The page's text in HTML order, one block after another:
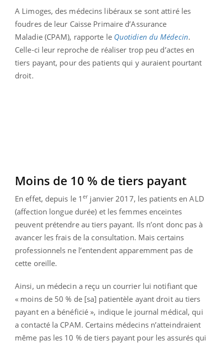
A Limoges, des médecins libéraux se sont attiré les
foudres de leur Caisse Primaire d’Assurance
Maladie (CPAM), rapporte le Quotidien du Médecin.
Celle-ci leur reproche de réaliser trop peu d’actes en
tiers payant, pour des patients qui y auraient pourtant
droit.
Moins de 10 % de tiers payant
En effet, depuis le 1erjanvier 2017, les patients en ALD
(affection longue durée) et les femmes enceintes
peuvent prétendre au tiers payant. Ils n’ont donc pas à
avancer les frais de la consultation. Mais certains
professionnels ne l’entendent apparemment pas de
cette oreille.
Ainsi, un médecin a reçu un courrier lui notifiant que
« moins de 50 % de [sa] patientèle ayant droit au tiers
payant en a bénéficié », indique le journal médical, qui
a contacté la CPAM. Certains médecins n’atteindraient
même pas les 10 % de tiers payant pour les assurés qui